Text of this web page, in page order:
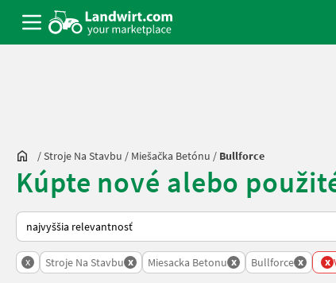
/Stroje Na Stavbu / Miešačka Betónu / Bullforce
Kúpte nové alebo
Takto sa vykonáva triedenie na Landwirt.com
x Stroje Na Stavbu x Miesacka Betonu x Bullforce x x